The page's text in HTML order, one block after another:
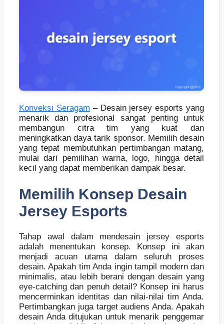
Konveksi Seragam – Desain jersey esports yang
menarik dan profesional sangat penting untuk
membangun citra tim yang kuat dan
meningkatkan daya tarik sponsor. Memilih desain
yang tepat membutuhkan pertimbangan matang,
mulai dari pemilihan warna, logo, hingga detail
kecil yang dapat memberikan dampak besar.
Memilih Konsep Desain
Jersey Esports
Tahap awal dalam mendesain jersey esports
adalah menentukan konsep. Konsep ini akan
menjadi acuan utama dalam seluruh proses
desain. Apakah tim Anda ingin tampil modern dan
minimalis, atau lebih berani dengan desain yang
eye-catching dan penuh detail? Konsep ini harus
mencerminkan identitas dan nilai-nilai tim Anda.
Pertimbangkan juga target audiens Anda. Apakah
desain Anda ditujukan untuk menarik penggemar